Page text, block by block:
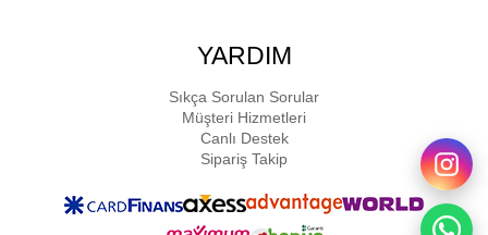
YARDIM
Sıkça Sorulan Sorular
Müşteri Hizmetleri
Canlı Destek
Sipariş Takip